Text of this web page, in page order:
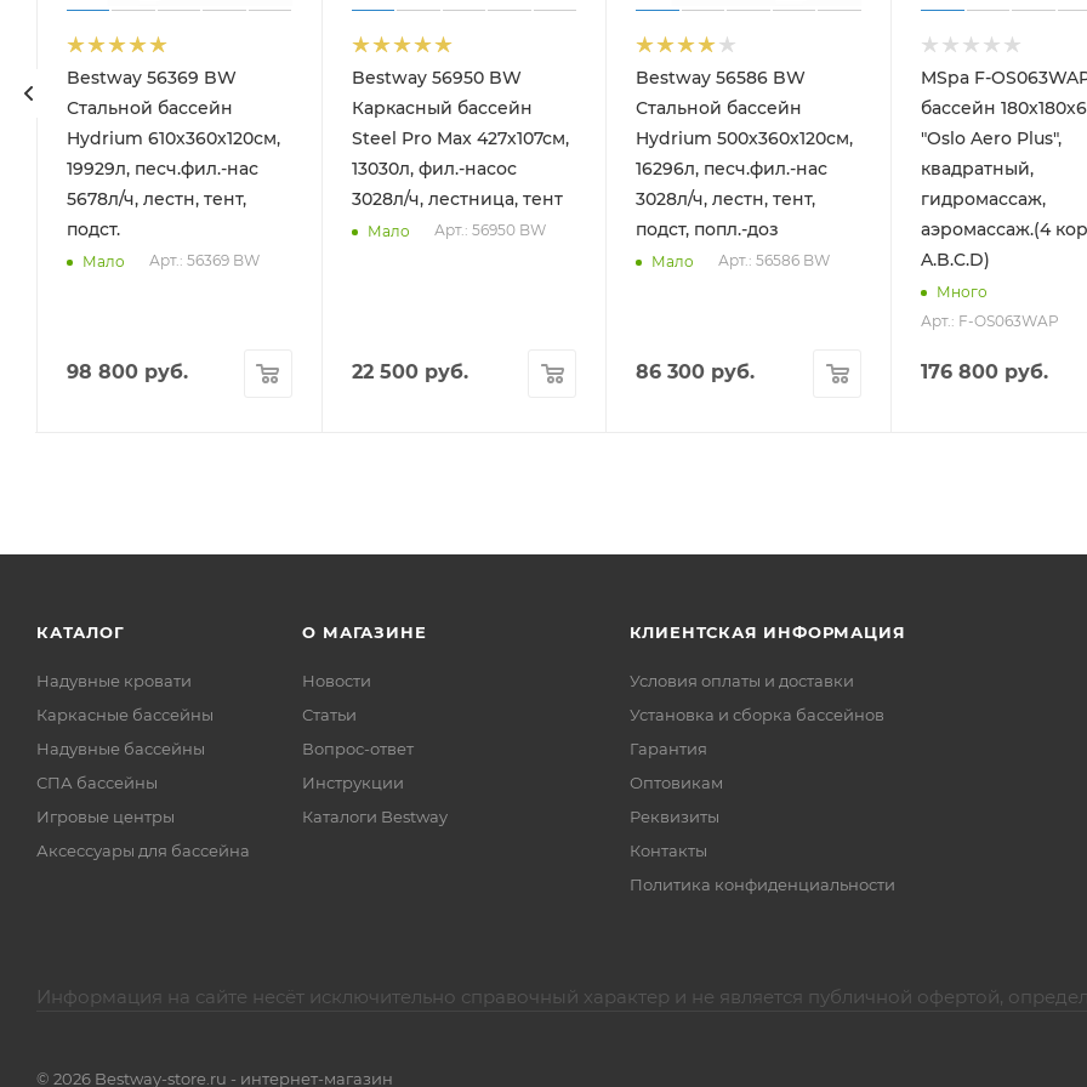
Bestway 56369 BW
Стальной бассейн
Hydrium 610х360х120см,
19929л, песч.фил.-нас
5678л/ч, лестн, тент,
подст.
Мало Арт.: 56369 BW
98 800руб.
Bestway 56950 BW
Каркасный бассейн
Steel Pro Max 427х107см,
13030л, фил.-насос
3028л/ч, лестница, тент
Мало Арт.: 56950 BW
22 500руб.
Bestway 56586 BW
Стальной бассейн
Hydrium 500х360х120см,
16296л, песч.фил.-нас
3028л/ч, лестн, тент,
подст, попл.-доз
Мало Арт.: 56586 BW
86 300 руб.
MSpa F-
бассейн
"Oslo Aero Plus",
квадратный,
гидромассаж,
аэромассаж.(4
A.B.C.D)
Много
Арт.: F-OS063WAP
176 800 руб.
КАТАЛОГ
Надувные кровати
Каркасные бассейны
Надувные бассейны
СПА бассейны
Игровые центры
Аксессуары для бассейна
О МАГАЗИНЕ
Новости
Статьи
Вопрос-ответ
Инструкции
Каталоги Bestway
КЛИЕНТСКАЯ ИНФОРМАЦИЯ
Условия оплаты и доставки
Установка и сборка бассейнов
Гарантия
Оптовикам
Реквизиты
Контакты
Политика конфиденциальности
Информация на сайте несёт исключительно справочный характер и не является публичной офертой,
© 2026 Bestway-store.ru - интернет-магазин